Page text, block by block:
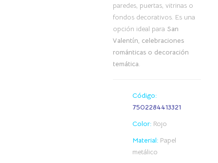
paredes, puertas, vitrinas o
fondos decorativos. Es una
opción ideal para San
Valentín, celebraciones
románticas o decoración
temática.
Código:
7502284413321
Color: Rojo
Material: Papel
metálico